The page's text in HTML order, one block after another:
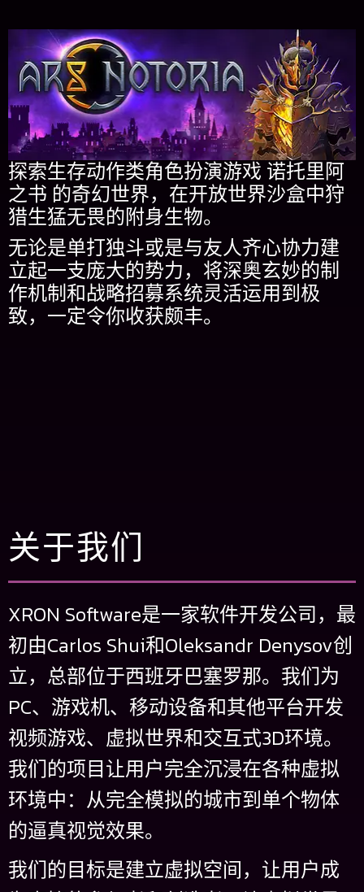
探索生存动作类角色扮演游戏 诺托里阿
之书 的奇幻世界，在开放世界沙盒中狩
猎生猛无畏的附身生物。
无论是单打独斗或是与友人齐心协力建
立起一支庞大的势力，将深奥玄妙的制
作机制和战略招募系统灵活运用到极
致，一定令你收获颇丰。
关于我们
XRON Software是一家软件开发公司，最
初由Carlos Shui和Oleksandr Denysov创
立，总部位于西班牙巴塞罗那。我们为
PC、游戏机、移动设备和其他平台开发
视频游戏、虚拟世界和交互式3D环境。
我们的项目让用户完全沉浸在各种虚拟
环境中：从完全模拟的城市到单个物体
的逼真视觉效果。
我们的目标是建立虚拟空间，让用户成